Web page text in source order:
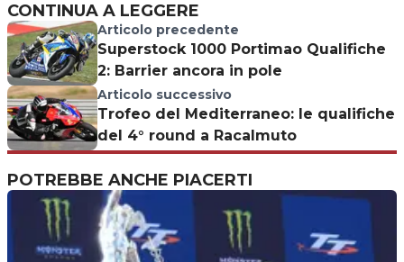
CONTINUA A LEGGERE
Articolo precedente
Superstock 1000 Portimao Qualifiche
2: Barrier ancora in pole
Articolo successivo
Trofeo del Mediterraneo: le qualifiche
del 4° round a Racalmuto
POTREBBE ANCHE PIACERTI